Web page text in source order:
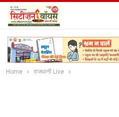
Home राजधानी Live